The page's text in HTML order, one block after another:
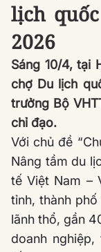
lịch
2026
Sáng 10/4, tại
chợ Du lịch
trưởng Bộ
chỉ đạo.
Với chủ đề
Nâng tầm du
tế Việt Nam –
tỉnh, thành
lãnh thổ, gần
doanh